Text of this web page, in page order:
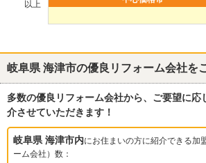
以上
岐阜県 海津市の優良リフォーム会社を
多数の優良リフォーム会社から、ご要望に応
介させていただきます！
岐阜県 海津市内にお住まいの方に紹介できる加
ーム会社）数：